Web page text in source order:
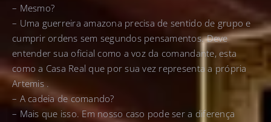
– Mesmo?
– Uma guerreira amazona precisa de sentido de grupo e
cumprir ordens sem segundos pensamentos. Deve
entender sua oficial como a voz da comandante, esta
como a Casa Real que por sua vez representa a própria
Artemis .
– A cadeia de comando?
– Mais que isso. Em nosso caso pode ser a diferença